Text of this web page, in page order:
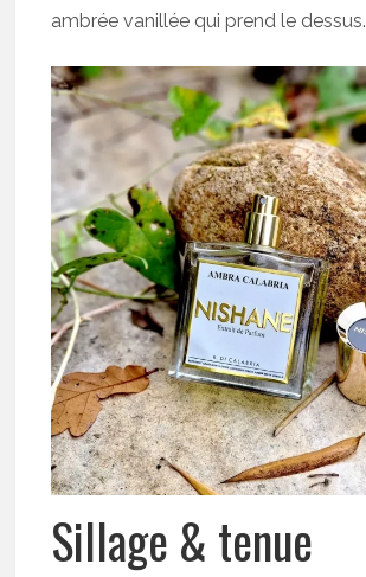
ambrée vanillée qui prend le dessus.
Sillage & tenue